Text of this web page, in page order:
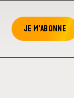
JE M'ABONNE